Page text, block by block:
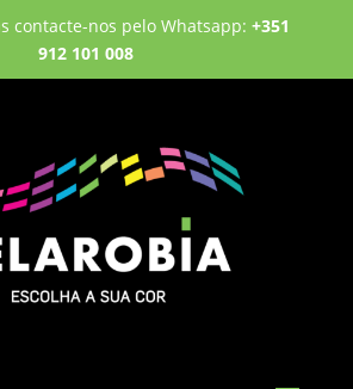
contacte-nos pelo Whatsapp: +351
912 101 008